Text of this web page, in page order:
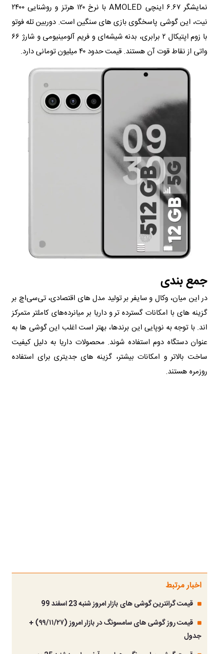
نمایشگر ۶.۶۷ اینچی AMOLED با نرخ ۱۲۰ هرتز و روشنایی ۲۴۰۰
نیت، این گوشی پاسخگوی بازی های سنگین است. دوربین تله فوتو
با زوم اپتیکال ۲ برابری، بدنه شیشه‌ای و فریم آلومینیومی و شارژ ۶۶
واتی از نقاط قوت آن هستند. قیمت حدود ۴۰ میلیون تومانی دارد.
جمع بندی
در این میان، وکال و سایفر بر تولید مدل های اقتصادی، تی‌سی‌اچ بر
گزینه های با امکانات گسترده تر و داریا بر میانرده‌های کاملتر متمرکز
اند. با توجه به نوپایی این برندها، بهتر است اغلب این گوشی ها به
عنوان دستگاه دوم استفاده شوند. محصولات داریا به دلیل کیفیت
ساخت بالاتر و امکانات بیشتر، گزینه های جدیتری برای استفاده
روزمره هستند.
اخبار مرتبط
قیمت گرانترین گوشی های بازار امروز شنبه 23 اسفند 99
قیمت روز گوشی های سامسونگ در بازار امروز (۹۹/۱۱/۲۷) +
جدول